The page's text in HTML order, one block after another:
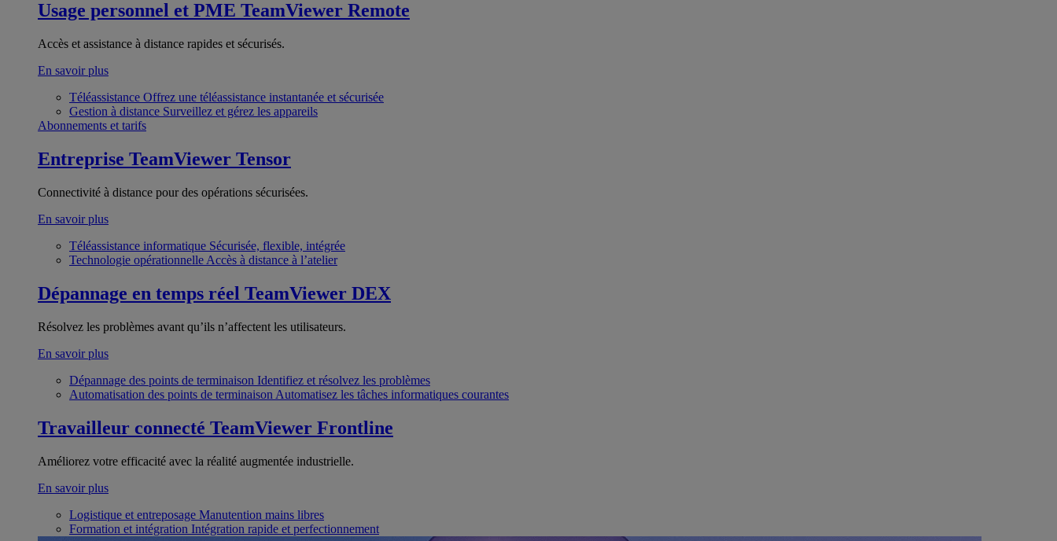
Usage personnel et PME TeamViewer Remote
Accès et assistance à distance rapides et sécurisés.
En savoir plus
Téléassistance Offrez une téléassistance instantanée et sécurisée
Gestion à distance Surveillez et gérez les appareils
Abonnements et tarifs
Entreprise TeamViewer Tensor
Connectivité à distance pour des opérations sécurisées.
En savoir plus
Téléassistance informatique Sécurisée, flexible, intégrée
Technologie opérationnelle Accès à distance à l’atelier
Dépannage en temps réel TeamViewer DEX
Résolvez les problèmes avant qu’ils n’affectent les utilisateurs.
En savoir plus
Dépannage des points de terminaison Identifiez et résolvez les problèmes
Automatisation des points de terminaison Automatisez les tâches informatiques courantes
Travailleur connecté TeamViewer Frontline
Améliorez votre efficacité avec la réalité augmentée industrielle.
En savoir plus
Logistique et entreposage Manutention mains libres
Formation et intégration Intégration rapide et perfectionnement